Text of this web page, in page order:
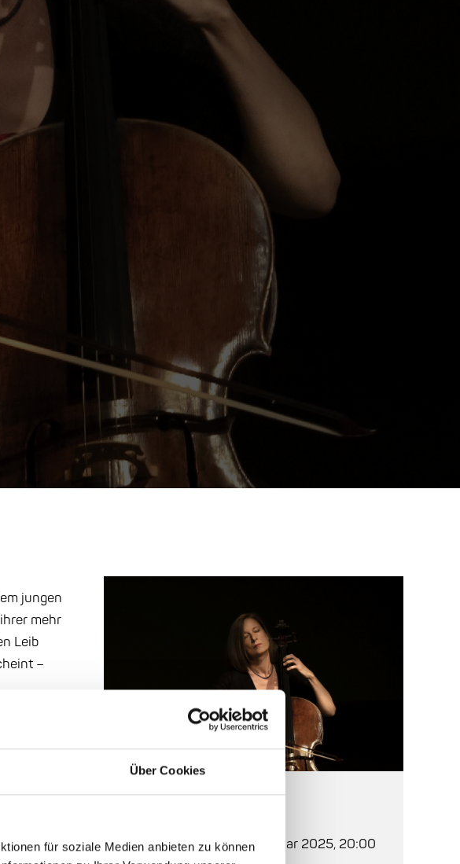
Über Cookies
für soziale Medien anbieten zu können
jungen
mehr
Leib
–
großer
anderen
sie das
Zinke
sie
für
Beginn:Samstag, 15. Februar 2025, 20:00